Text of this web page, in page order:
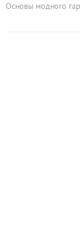
Основы модного